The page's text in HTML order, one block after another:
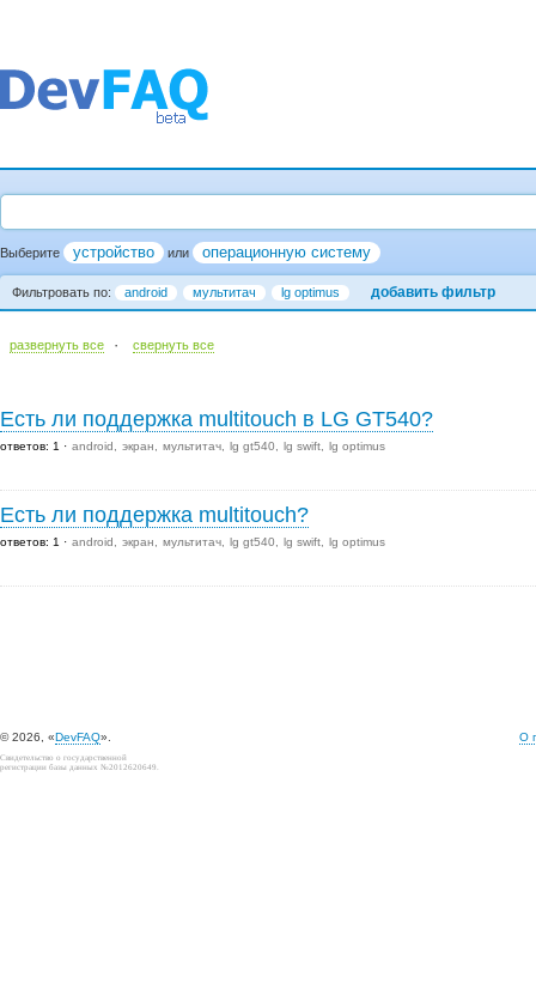
Выберите устройство или операционную систему
Фильтровать по: android мультитач lg optimus добавить фильтр
развернуть все · cвернуть все
Есть ли поддержка multitouch в LG GT540?
ответов: 1 android экран мультитач lg gt540 lg swift lg optimus
Есть ли поддержка multitouch?
ответов: 1 android экран мультитач lg gt540 lg swift lg optimus
© 2026, «DevFAQ». О
Свидетельство о государственной
регистрации базы данных №2012620649.